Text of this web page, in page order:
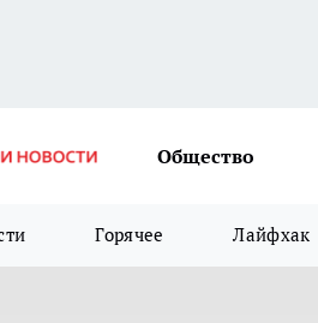
Общество
Горячее Лайфхак